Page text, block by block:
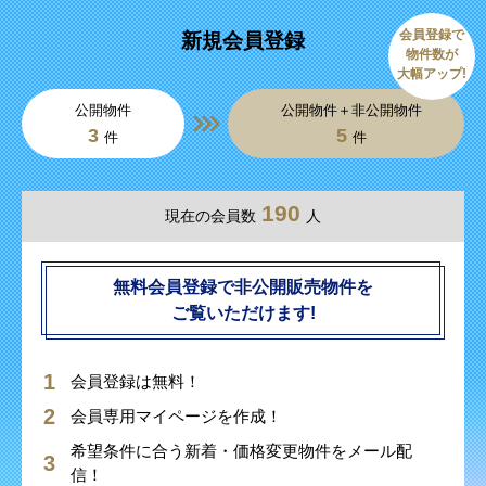
新規会員登録
公開物件
3 件
公開物件＋非公開物件
5 件
会員登録で
物件数が
大幅アップ!
現在の会員数 190 人
無料会員登録で非公開販売物件を
ご覧いただけます!
会員登録は無料！
会員専用マイページを作成！
希望条件に合う新着・価格変更物件をメール配
信！